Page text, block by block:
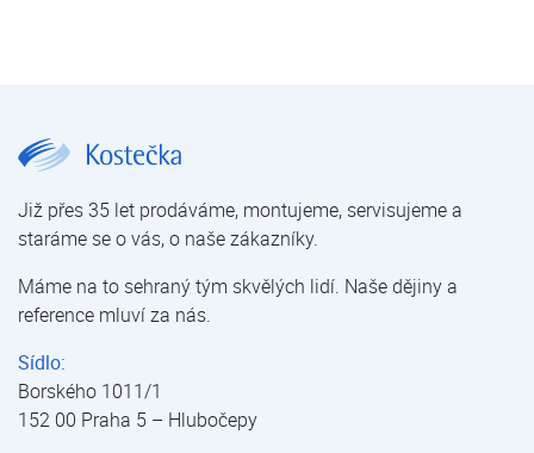
Již přes 35 let prodáváme, montujeme, servisujeme a
staráme se o vás, o naše zákazníky.
Máme na to sehraný tým skvělých lidí. Naše dějiny a
reference mluví za nás.
Sídlo:
Borského 1011/1
152 00 Praha 5 – Hlubočepy